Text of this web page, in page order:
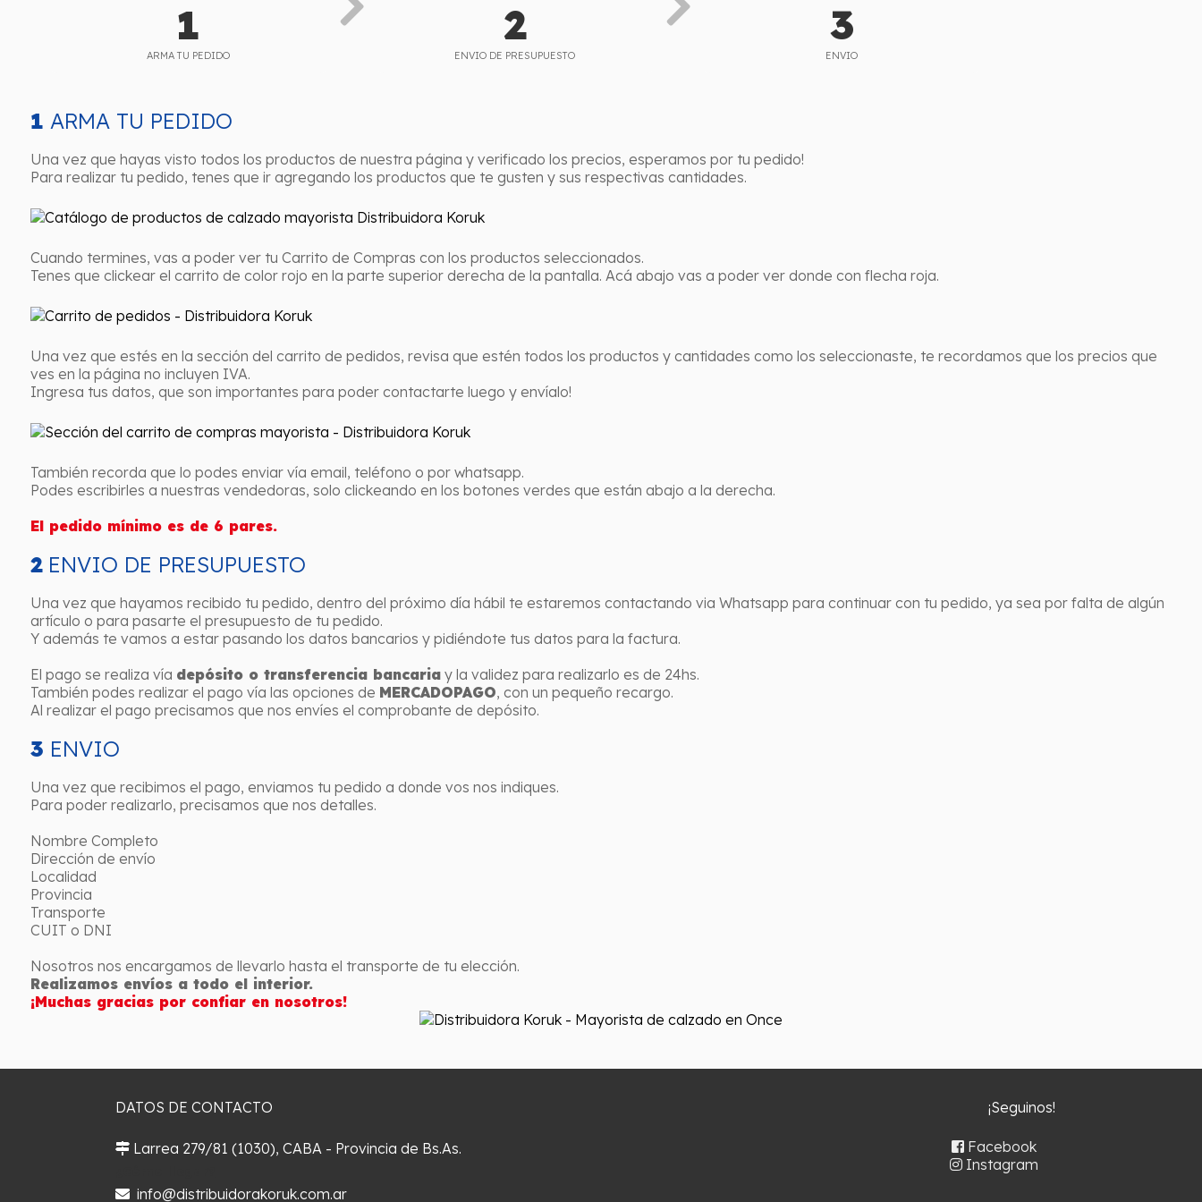
1
ARMA TU PEDIDO
2
ENVIO DE PRESUPUESTO
3
ENVIO
1 ARMA TU PEDIDO
Una vez que hayas visto todos los productos de nuestra página y verificado los precios, esperamos por tu pedido!
Para realizar tu pedido, tenes que ir agregando los productos que te gusten y sus respectivas cantidades.
Cuando termines, vas a poder ver tu Carrito de Compras con los productos seleccionados.
Tenes que clickear el carrito de color rojo en la parte superior derecha de la pantalla. Acá abajo vas a poder ver donde con flecha roja.
Una vez que estés en la sección del carrito de pedidos, revisa que estén todos los productos y cantidades como los seleccionaste, te recordamos que los precios que
ves en la página no incluyen IVA.
Ingresa tus datos, que son importantes para poder contactarte luego y envíalo!
También recorda que lo podes enviar vía email, teléfono o por whatsapp.
Podes escribirles a nuestras vendedoras, solo clickeando en los botones verdes que están abajo a la derecha.
El pedido mínimo es de 6 pares.
2ENVIO DE PRESUPUESTO
Una vez que hayamos recibido tu pedido, dentro del próximo día hábil te estaremos contactando via Whatsapp para continuar con tu pedido, ya sea por falta de algún
artículo o para pasarte el presupuesto de tu pedido.
Y además te vamos a estar pasando los datos bancarios y pidiéndote tus datos para la factura.
El pago se realiza vía depósito o transferencia bancariay la validez para realizarlo es de 24hs.
También podes realizar el pago vía las opciones de MERCADOPAGO, con un pequeño recargo.
Al realizar el pago precisamos que nos envíes el comprobante de depósito.
3 ENVIO
Una vez que recibimos el pago, enviamos tu pedido a donde vos nos indiques.
Para poder realizarlo, precisamos que nos detalles.
Nombre Completo
Dirección de envío
Localidad
Provincia
Transporte
CUIT o DNI
Nosotros nos encargamos de llevarlo hasta el transporte de tu elección.
Realizamos envíos a todo el interior.
¡Muchas gracias por confiar en nosotros!
DATOS DE CONTACTO
Larrea 279/81 (1030), CABA - Provincia de Bs.As.
info@distribuidorakoruk.com.ar
¡Seguinos!
Facebook
Instagram